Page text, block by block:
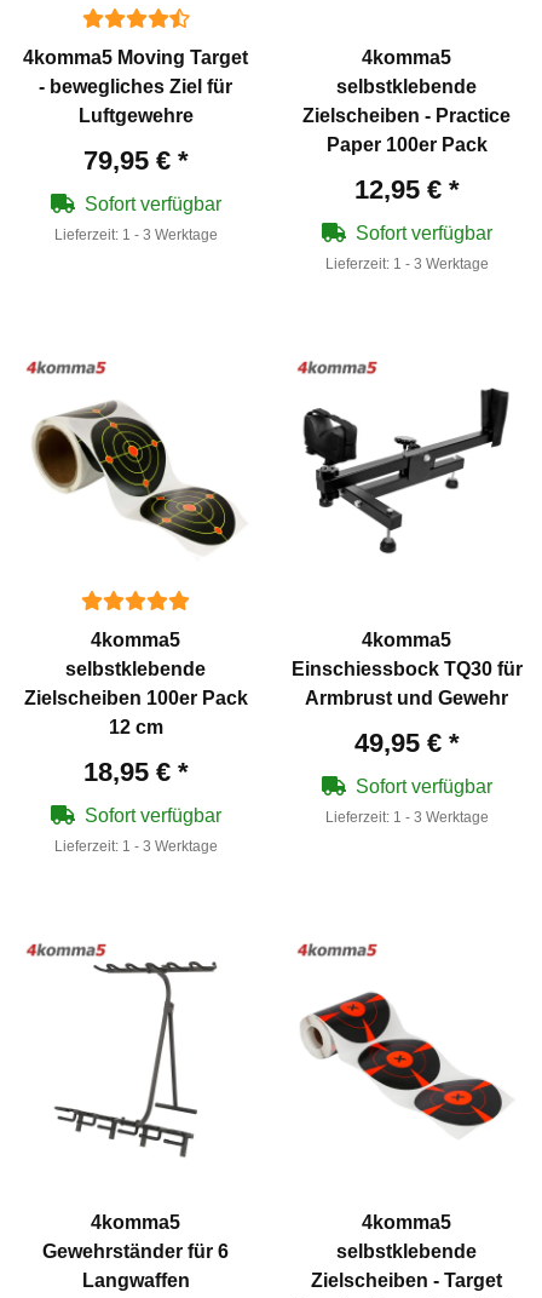
4komma5 Moving Target
- bewegliches Ziel für
Luftgewehre
79,95 € *
Sofort verfügbar
Lieferzeit: 1 - 3 Werktage
4komma5
selbstklebende
Zielscheiben - Practice
Paper 100er Pack
12,95 € *
Sofort verfügbar
Lieferzeit: 1 - 3 Werktage
4komma5
selbstklebende
Zielscheiben 100er Pack
12 cm
18,95 € *
Sofort verfügbar
Lieferzeit: 1 - 3 Werktage
4komma5
Einschiessbock TQ30 für
Armbrust und Gewehr
49,95 € *
Sofort verfügbar
Lieferzeit: 1 - 3 Werktage
4komma5
Gewehrständer für 6
Langwaffen
4komma5
selbstklebende
Zielscheiben - Target